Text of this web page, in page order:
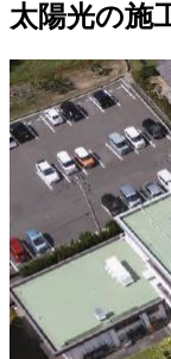
太陽光の施